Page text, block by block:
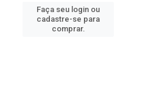
Faça seu login ou
cadastre-se para
comprar.